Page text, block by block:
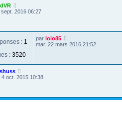
sept. 2016 06:27
: 1
: 3520
par lolo85
mar. 22 mars 2016 21:52
shuss
4 oct. 2015 10:38